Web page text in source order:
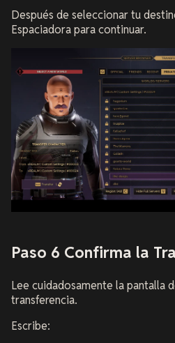
Después de seleccionar tu
Espaciadora para continuar.
Paso 6 Confirma la
Lee cuidadosamente la pantalla
transferencia.
Escribe: